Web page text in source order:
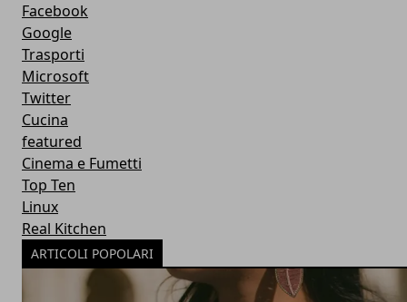
Facebook
Google
Trasporti
Microsoft
Twitter
Cucina
featured
Cinema e Fumetti
Top Ten
Linux
Real Kitchen
ARTICOLI POPOLARI